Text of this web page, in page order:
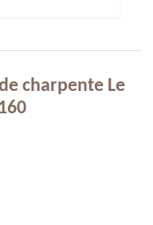
charpente Le